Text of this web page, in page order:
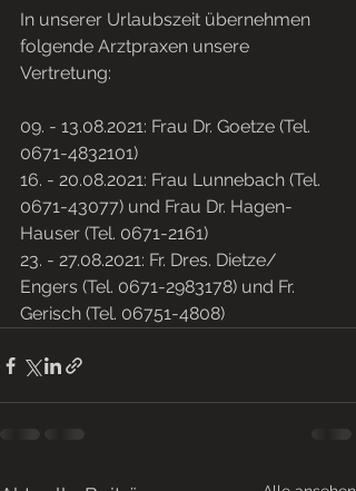
In unserer Urlaubszeit übernehmen
folgende Arztpraxen unsere
Vertretung:
09. - 13.08.2021: Frau Dr. Goetze (Tel.
0671-4832101)
16. - 20.08.2021: Frau Lunnebach (Tel.
0671-43077) und Frau Dr. Hagen-
Hauser (Tel. 0671-2161)
23. - 27.08.2021: Fr. Dres. Dietze/
Engers (Tel. 0671-2983178) und Fr.
Gerisch (Tel. 06751-4808)